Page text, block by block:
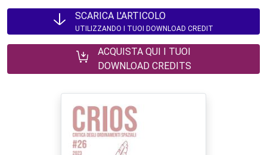
SCARICA L'ARTICOLO
UTILIZZANDO I TUOI DOWNLOAD CREDIT
ACQUISTA QUI I TUOI
DOWNLOAD CREDITS